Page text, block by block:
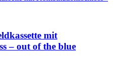
mit
– out of the blue